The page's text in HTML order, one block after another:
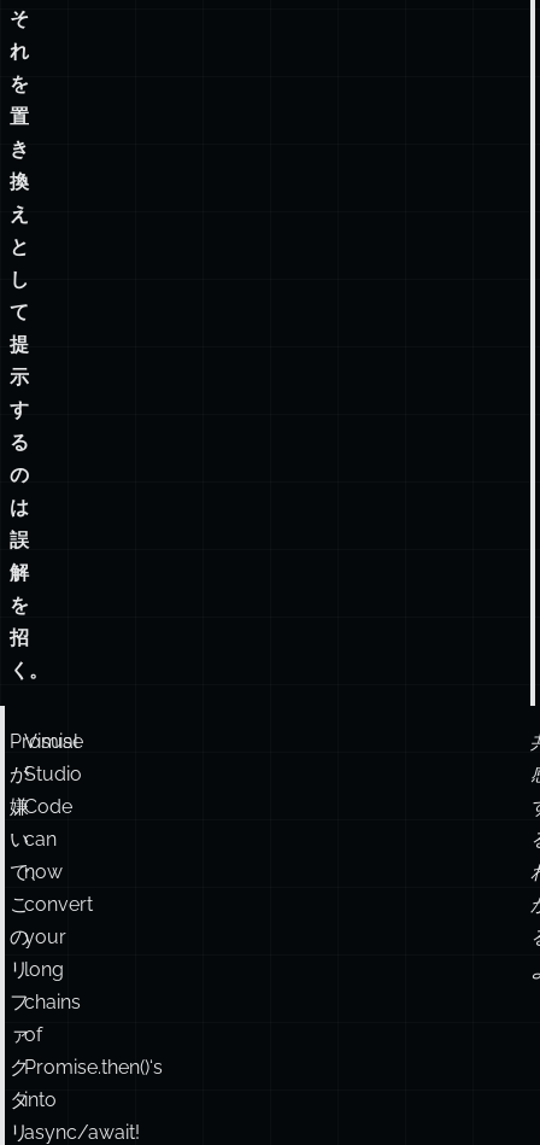
そ
れ
を
置
き
換
え
と
し
て
提
示
す
る
の
は
誤
解
を
招
く。
Visual
Studio
Code
can
now
convert
your
long
chains
of
Promise.then()‘s
into
async/await!
Promise
が
嫌
い
で、
こ
の
リ
フ
ァ
ク
タ
リ